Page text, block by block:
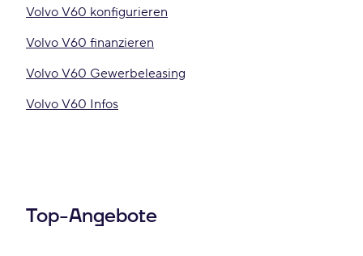
Volvo V60 konfigurieren
Volvo V60 finanzieren
Volvo V60 Gewerbeleasing
Volvo V60 Infos
Top-Angebote